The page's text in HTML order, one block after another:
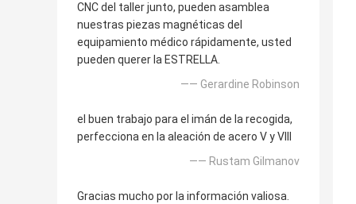
CNC del taller junto, pueden asamblea
nuestras piezas magnéticas del
equipamiento médico rápidamente, usted
pueden querer la ESTRELLA.
—— Gerardine Robinson
el buen trabajo para el imán de la recogida,
perfecciona en la aleación de acero V y VIII
—— Rustam Gilmanov
Gracias mucho por la información valiosa.